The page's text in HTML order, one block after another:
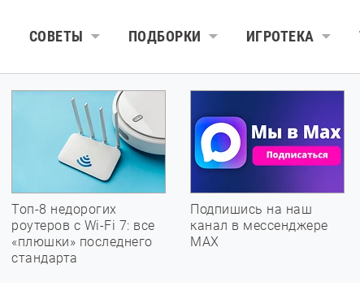
СОВЕТЫ ПОДБОРКИ ИГРОТЕКА
Топ-8 недорогих
роутеров с Wi-Fi 7: все
«плюшки» последнего
стандарта
Подпишись на наш
канал в мессенджере
МАХ